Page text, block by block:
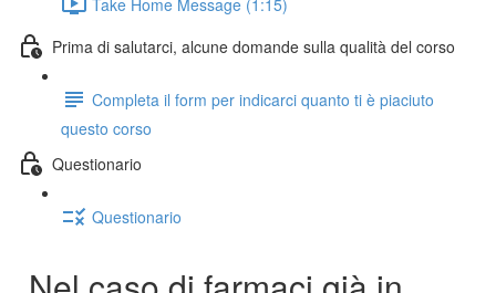
Prima di salutarci, alcune domande sulla qualità del corso
Completa il form per indicarci quanto ti è piaciuto
questo corso
Questionario
Questionario